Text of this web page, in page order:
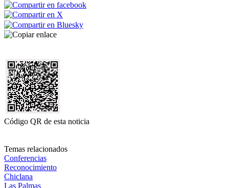
Código QR de esta noticia
Temas relacionados
Conferencias
Reconocimiento
Chiclana
Las Palmas